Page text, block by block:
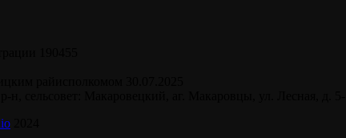
190455
райисполкомом 30.07.2025
н, сельсовет: Макаровецкий, аг. Макаровцы, ул. Лесная, д. 5-1